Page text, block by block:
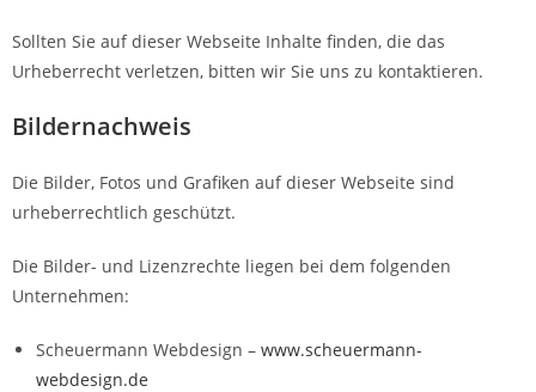
Sollten Sie auf dieser Webseite Inhalte finden, die das
Urheberrecht verletzen, bitten wir Sie uns zu kontaktieren.
Bildernachweis
Die Bilder, Fotos und Grafiken auf dieser Webseite sind
urheberrechtlich geschützt.
Die Bilder- und Lizenzrechte liegen bei dem folgenden
Unternehmen:
Scheuermann Webdesign – www.scheuermann-
webdesign.de